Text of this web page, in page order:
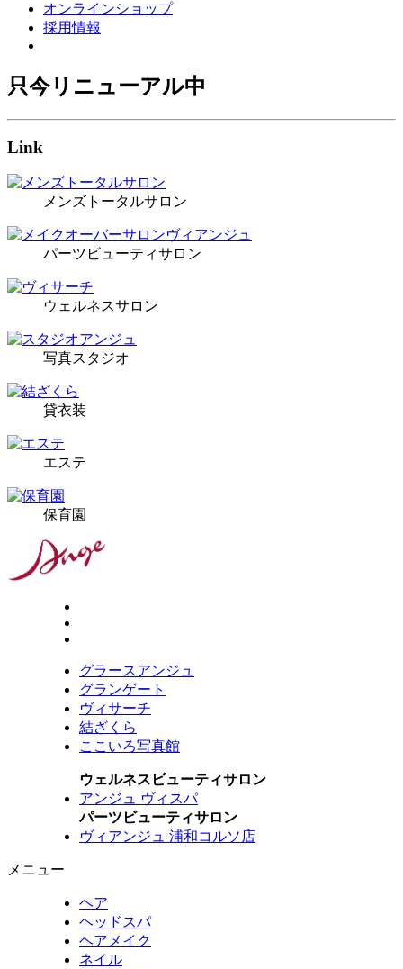
オンラインショップ
採用情報
只今リニューアル中
Link
メンズトータルサロン
パーツビューティサロン
ウェルネスサロン
写真スタジオ
貸衣装
エステ
保育園
グラースアンジュ
グランゲート
ヴィサーチ
結ざくら
ここいろ写真館
ウェルネスビューティサロン
アンジュ ヴィスパ
パーツビューティサロン
ヴィアンジュ 浦和コルソ店
メニュー
ヘア
ヘッドスパ
ヘアメイク
ネイル